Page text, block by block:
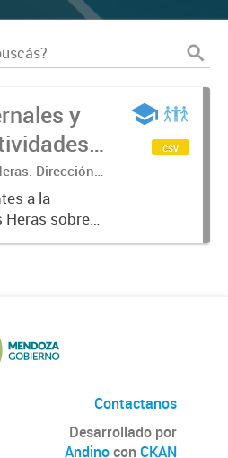
y
de
Dirección
a la
Heras sobre
csv
Contactanos
Desarrollado por
Andinocon CKAN